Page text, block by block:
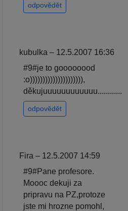
odpovědět
kubulka – 12.5.2007 16:36
#9#je to goooooood
:o))))))))))))))))))))),
děkujuuuuuuuuuuuu............
odpovědět
Fira – 12.5.2007 14:59
#9#Pane profesore.
Moooc dekuji za
pripravu na PZ,protoze
jste mi hrozne pomohl,